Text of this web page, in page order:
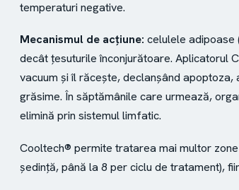
temperaturi negative.
Mecanismul de acțiune: celulele adipoase
decât țesuturile înconjurătoare. Aplicatorul
vacuum și îl răcește, declanșând
grăsime. În săptămânile care urmează,
elimină prin sistemul limfatic.
Cooltech® permite tratarea mai multor
ședință, până la 8 per ciclu de tratament),